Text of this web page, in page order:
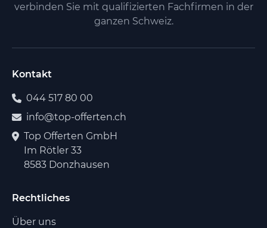
verbinden Sie mit qualifizierten Fachfirmen in der
ganzen Schweiz.
Kontakt
044 517 80 00
info@top-offerten.ch
Top Offerten GmbH
Im Rötler 33
8583 Donzhausen
Rechtliches
Über uns